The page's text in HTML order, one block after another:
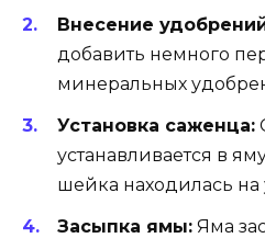
Внесение
добавить немного
минеральных
Установка саженца:
устанавливается в
шейка находилась на
Засыпка ямы: Яма